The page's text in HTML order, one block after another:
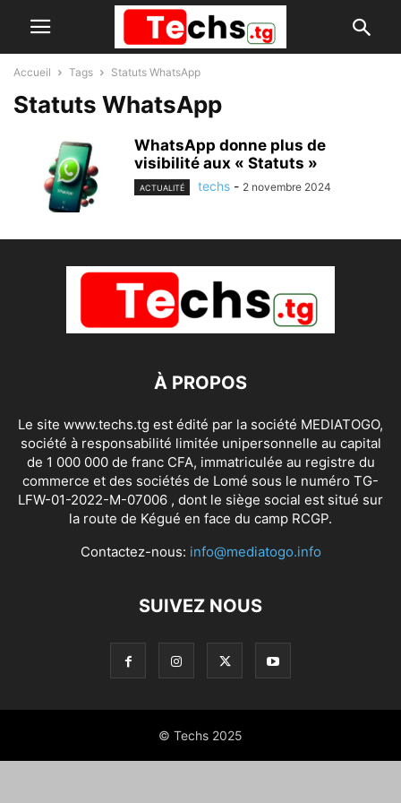
Accueil Tags Statuts WhatsApp
Statuts WhatsApp
WhatsApp donne plus de
visibilité aux « Statuts »
ACTUALITÉ techs - 2 novembre 2024
À PROPOS
Le site www.techs.tg est édité par la société MEDIATOGO,
société à responsabilité limitée unipersonnelle au capital
de 1 000 000 de franc CFA, immatriculée au registre du
commerce et des sociétés de Lomé sous le numéro TG-
LFW-01-2022-M-07006 , dont le siège social est situé sur
la route de Kégué en face du camp RCGP.
Contactez-nous: info@mediatogo.info
SUIVEZ NOUS
© Techs 2025